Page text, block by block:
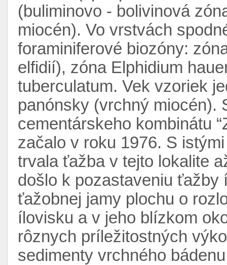
(buliminovo - bolivinová
miocén). Vo vrstvách
foraminiferové biozóny:
elfidií), zóna Elphidium
tuberculatum. Vek vzoriek
panónsky (vrchný miocén).
cementárskeho kombinátu
začalo v roku 1976. S
trvala ťažba v tejto lokalite
došlo k pozastaveniu ťažby
ťažobnej jamy plochu o
ílovisku a v jeho blízkom
rôznych príležitostných
sedimenty vrchného